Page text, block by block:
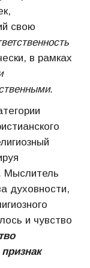
свою
в рамках
Мыслитель
духовности,
и чувство